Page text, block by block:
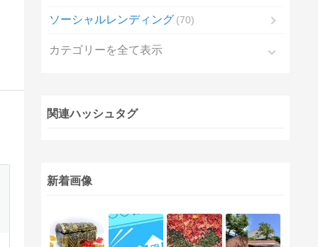
ソーシャルレンディング 70
カテゴリーを全て表示
関連ハッシュタグ
新着画像